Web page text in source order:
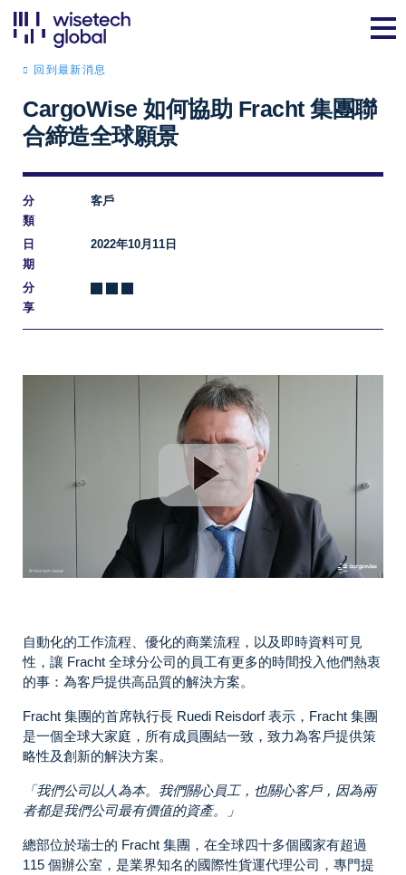
回到最新消息
CargoWise 如何協助 Fracht 集團聯
合締造全球願景
分
類
客戶
日
期
2022年10月11日
分
享
自動化的工作流程、優化的商業流程，以及即時資料可見
性，讓 Fracht 全球分公司的員工有更多的時間投入他們熱衷
的事：為客戶提供高品質的解決方案。
Fracht 集團的首席執行長 Ruedi Reisdorf 表示，Fracht 集團
是一個全球大家庭，所有成員團結一致，致力為客戶提供策
略性及創新的解決方案。
「我們公司以人為本。我們關心員工，也關心客戶，因為兩
者都是我們公司最有價值的資產。」
總部位於瑞士的 Fracht 集團，在全球四十多個國家有超過
115 個辦公室，是業界知名的國際性貨運代理公司，專門提